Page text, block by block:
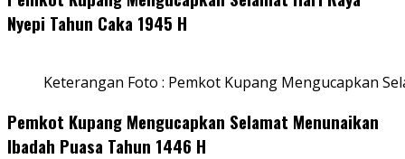
Nyepi Tahun Caka 1945 H
Keterangan Foto : Pemkot Kupang Mengucapkan
Pemkot Kupang Mengucapkan Selamat Menunaikan
Ibadah Puasa Tahun 1446 H